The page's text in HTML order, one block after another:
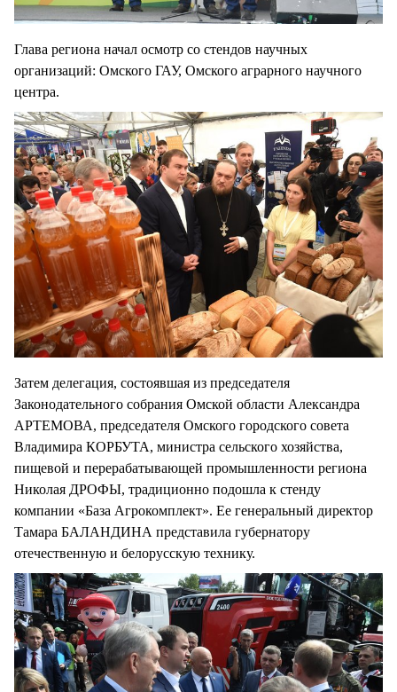
Глава региона начал осмотр со стендов научных
организаций: Омского ГАУ, Омского аграрного научного
центра.
Затем делегация, состоявшая из председателя
Законодательного собрания Омской области Александра
АРТЕМОВА, председателя Омского городского совета
Владимира КОРБУТА, министра сельского хозяйства,
пищевой и перерабатывающей промышленности региона
Николая ДРОФЫ, традиционно подошла к стенду
компании «База Агрокомплект». Ее генеральный директор
Тамара БАЛАНДИНА представила губернатору
отечественную и белорусскую технику.